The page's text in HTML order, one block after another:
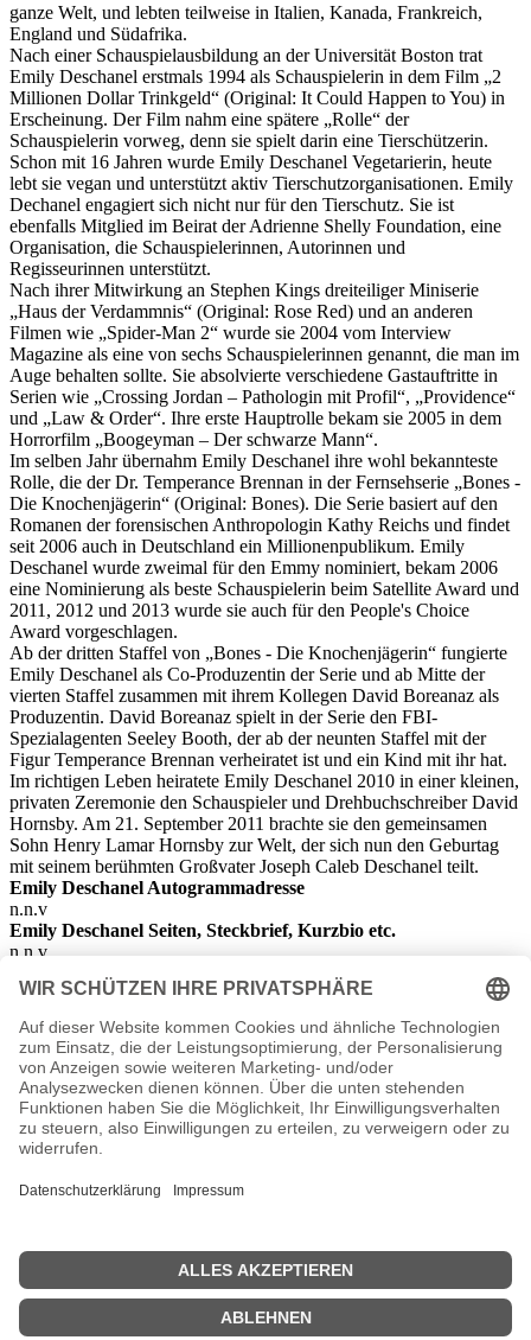
ganze Welt, und lebten teilweise in Italien, Kanada, Frankreich,
England und Südafrika.
Nach einer Schauspielausbildung an der Universität Boston trat
Emily Deschanel erstmals 1994 als Schauspielerin in dem Film „2
Millionen Dollar Trinkgeld“ (Original: It Could Happen to You) in
Erscheinung. Der Film nahm eine spätere „Rolle“ der
Schauspielerin vorweg, denn sie spielt darin eine Tierschützerin.
Schon mit 16 Jahren wurde Emily Deschanel Vegetarierin, heute
lebt sie vegan und unterstützt aktiv Tierschutzorganisationen. Emily
Dechanel engagiert sich nicht nur für den Tierschutz. Sie ist
ebenfalls Mitglied im Beirat der Adrienne Shelly Foundation, eine
Organisation, die Schauspielerinnen, Autorinnen und
Regisseurinnen unterstützt.
Nach ihrer Mitwirkung an Stephen Kings dreiteiliger Miniserie
„Haus der Verdammnis“ (Original: Rose Red) und an anderen
Filmen wie „Spider-Man 2“ wurde sie 2004 vom Interview
Magazine als eine von sechs Schauspielerinnen genannt, die man im
Auge behalten sollte. Sie absolvierte verschiedene Gastauftritte in
Serien wie „Crossing Jordan – Pathologin mit Profil“, „Providence“
und „Law & Order“. Ihre erste Hauptrolle bekam sie 2005 in dem
Horrorfilm „Boogeyman – Der schwarze Mann“.
Im selben Jahr übernahm Emily Deschanel ihre wohl bekannteste
Rolle, die der Dr. Temperance Brennan in der Fernsehserie „Bones -
Die Knochenjägerin“ (Original: Bones). Die Serie basiert auf den
Romanen der forensischen Anthropologin Kathy Reichs und findet
seit 2006 auch in Deutschland ein Millionenpublikum. Emily
Deschanel wurde zweimal für den Emmy nominiert, bekam 2006
eine Nominierung als beste Schauspielerin beim Satellite Award und
2011, 2012 und 2013 wurde sie auch für den People's Choice
Award vorgeschlagen.
Ab der dritten Staffel von „Bones - Die Knochenjägerin“ fungierte
Emily Deschanel als Co-Produzentin der Serie und ab Mitte der
vierten Staffel zusammen mit ihrem Kollegen David Boreanaz als
Produzentin. David Boreanaz spielt in der Serie den FBI-
Spezialagenten Seeley Booth, der ab der neunten Staffel mit der
Figur Temperance Brennan verheiratet ist und ein Kind mit ihr hat.
Im richtigen Leben heiratete Emily Deschanel 2010 in einer kleinen,
privaten Zeremonie den Schauspieler und Drehbuchschreiber David
Hornsby. Am 21. September 2011 brachte sie den gemeinsamen
Sohn Henry Lamar Hornsby zur Welt, der sich nun den Geburtag
mit seinem berühmten Großvater Joseph Caleb Deschanel teilt.
Emily Deschanel Autogrammadresse
n.n.v
Emily Deschanel Seiten, Steckbrief, Kurzbio etc.
n.n.v.
Emily Deschanel Filme
1994: 2 Millionen Dollar Trinkgeld
2001: The Heart Department
2002: Stephen Kings Haus der Verdammnis
2002: Law & Order: Special Victims Unit
2003: Easy
2003: Unterwegs nach Cold Mountain
2004: Alamo – Der Traum, das Schicksal, die Legende
2004: Spider-Man 2
2005: That Night
2006: Spiel auf Sieg
2009: Beim Leben meiner Schwester
2011: The Perfect Family